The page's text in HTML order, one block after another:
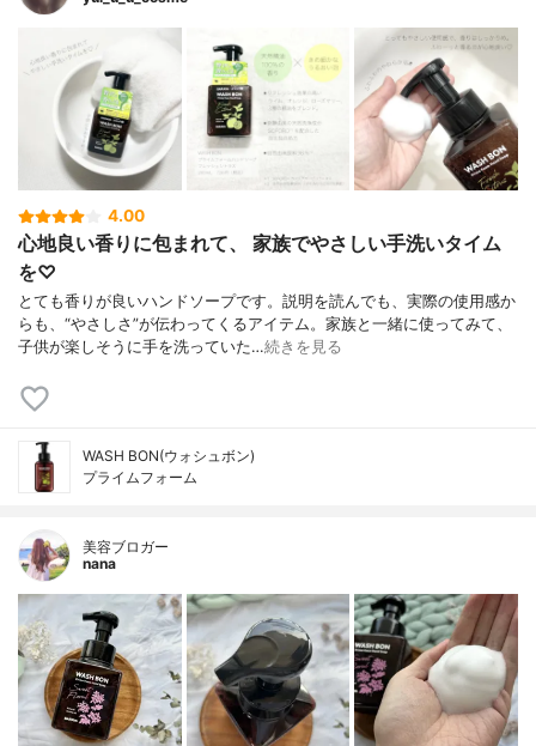
4.00
心地良い香りに包まれて、 家族でやさしい手洗いタイム
を♡
とても香りが良いハンドソープです。説明を読んでも、実際の使用感か
らも、“やさしさ”が伝わってくるアイテム。家族と一緒に使ってみて、
子供が楽しそうに手を洗っていた…続きを見る
WASH BON(ウォシュボン)
プライムフォーム
美容ブロガー
nana